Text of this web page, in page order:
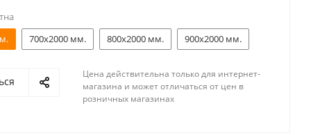
700x2000 мм. 800x2000 мм. 900x2000 мм.
Цена действительна только для интернет-
магазина и может отличаться от цен в
розничных магазинах